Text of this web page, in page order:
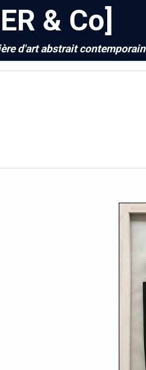
& Co]
d'art abstrait contemporain